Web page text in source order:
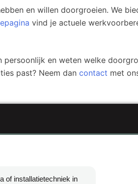
en willen doorgroeien. We
vind je actuele
persoonlijk en weten welke
past? Neem dan contact met
of installatietechniek in